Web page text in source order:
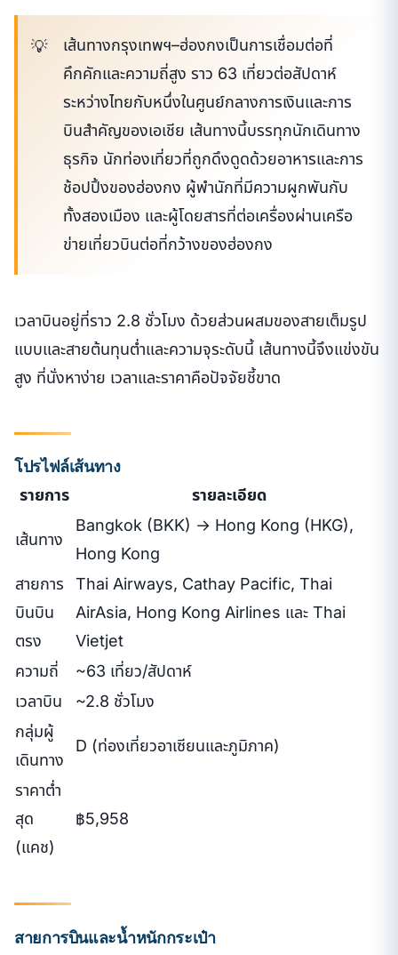
เส้นทางกรุงเทพฯ–ฮ่องกงเป็นการเชื่อมต่อที่
คึกคักและความถี่สูง ราว 63 เที่ยวต่อสัปดาห์
ระหว่างไทยกับหนึ่งในศูนย์กลางการเงินและการ
บินสำคัญของเอเชีย เส้นทางนี้บรรทุกนักเดินทาง
ธุรกิจ นักท่องเที่ยวที่ถูกดึงดูดด้วยอาหารและการ
ช้อปปิ้งของฮ่องกง ผู้พำนักที่มีความผูกพันกับ
ทั้งสองเมือง และผู้โดยสารที่ต่อเครื่องผ่านเครือ
ข่ายเที่ยวบินต่อที่กว้างของฮ่องกง
เวลาบินอยู่ที่ราว 2.8 ชั่วโมง ด้วยส่วนผสมของสายเต็มรูป
แบบและสายต้นทุนต่ำและความจุระดับนี้ เส้นทางนี้จึงแข่งขัน
สูง ที่นั่งหาง่าย เวลาและราคาคือปัจจัยชี้ขาด
โปรไฟล์เส้นทาง
รายการ รายละเอียด
เส้นทาง
Bangkok (BKK) → Hong Kong (HKG),
Hong Kong
สายการ
บินบิน
ตรง
Thai Airways, Cathay Pacific, Thai
AirAsia, Hong Kong Airlines และ Thai
Vietjet
ความถี่
~63 เที่ยว/สัปดาห์
เวลาบิน
~2.8 ชั่วโมง
กลุ่มผู้
เดินทาง
D (ท่องเที่ยวอาเซียนและภูมิภาค)
ราคาต่ำ
สุด
(แคช)
฿5,958
สายการบินและน้ำหนักกระเป๋า